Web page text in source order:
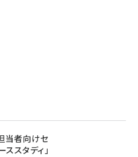
当者向けセ
スタディ」